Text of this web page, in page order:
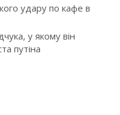
удару по кафе в
у якому він
путіна